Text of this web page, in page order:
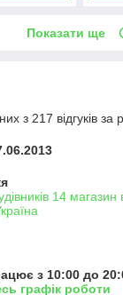
Показати ще
з 217 відгуків за
14 магазин
з 10:00 до
графік роботи